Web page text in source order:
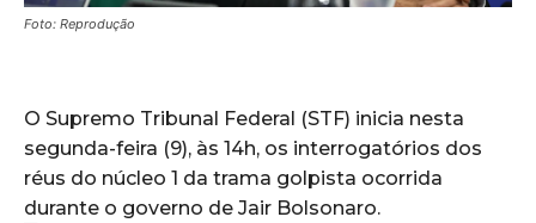
Foto: Reprodução
O Supremo Tribunal Federal (STF) inicia nesta
segunda-feira (9), às 14h, os interrogatórios dos
réus do núcleo 1 da trama golpista ocorrida
durante o governo de Jair Bolsonaro.